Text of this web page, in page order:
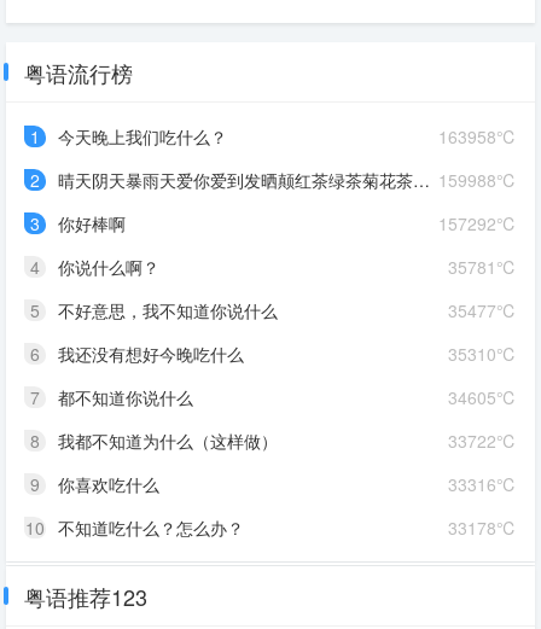
粤语流行榜
163958℃
1
今天晚上我们吃什么？
159988℃
2
晴天阴天暴雨天爱你爱到发晒颠红茶绿茶菊花茶爱你爱到蒙查查
157292℃
3
你好棒啊
35781℃
4
你说什么啊？
35477℃
5
不好意思，我不知道你说什么
35310℃
6
我还没有想好今晚吃什么
34605℃
7
都不知道你说什么
33722℃
8
我都不知道为什么（这样做）
33316℃
9
你喜欢吃什么
33178℃
10 不知道吃什么？怎么办？
粤语推荐123